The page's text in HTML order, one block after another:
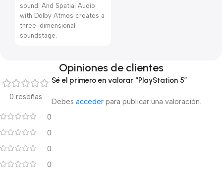
sound. And Spatial Audio
with Dolby Atmos creates a
three-dimensional
soundstage.
Opiniones de clientes
0 reseñas
0
0
0
0
Sé el primero en valorar “PlayStation 5”
Debes acceder para publicar una valoración.